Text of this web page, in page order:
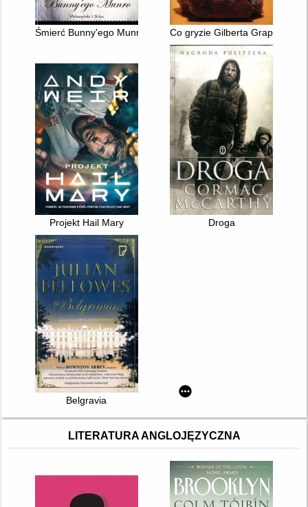
Śmierć Bunny'ego Munro Co gryzie Gilberta Grape'a
Projekt Hail Mary Droga
Belgravia
LITERATURA ANGLOJĘZYCZNA